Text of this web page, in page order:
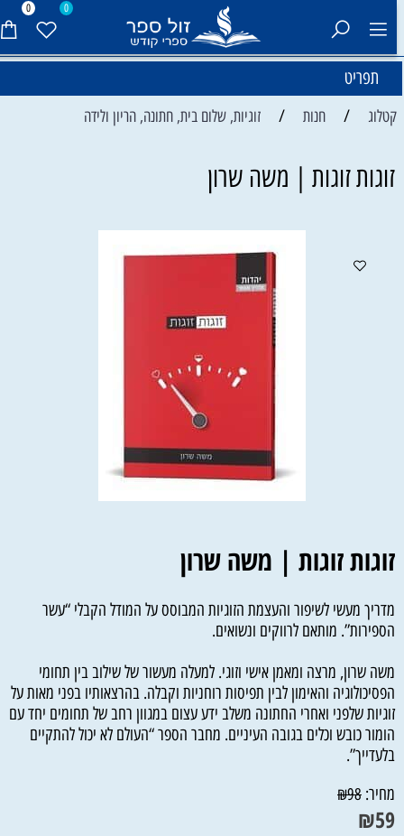
0 0
תפריט
קטלוג / חנות / זוגיות, שלום בית, חתונה, הריון ולידה
זוגות זוגות | משה שרון
זוגות זוגות | משה שרון
מדריך מעשי לשיפור והעצמת הזוגיות המבוסס על המודל הקבלי “עשר
הספירות”. מותאם לרווקים ונשואים.
משה שרון, מרצה ‬ומאמן‮ ‬אישי וזוגי‮‮. למעלה‮ ‬מעשור‮ ‬של שילוב בין תחומי
הפסיכולוגיה והאימון לבין תפיסות רוחניות וקבלה. בהרצאותיו בפני מאות על
זוגיות שלפני ואחרי החתונה משלב ידע עצום במגוון רחב של תחומים יחד עם
הומור כובש וכלים בגובה העיניים. מחבר הספר “העולם לא יכול להתקיים
בלעדייך”.
מחיר:
₪98
₪59